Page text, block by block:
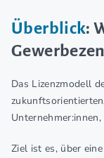
Überblick:
Das Lizenzmodell
Ziel ist es, über